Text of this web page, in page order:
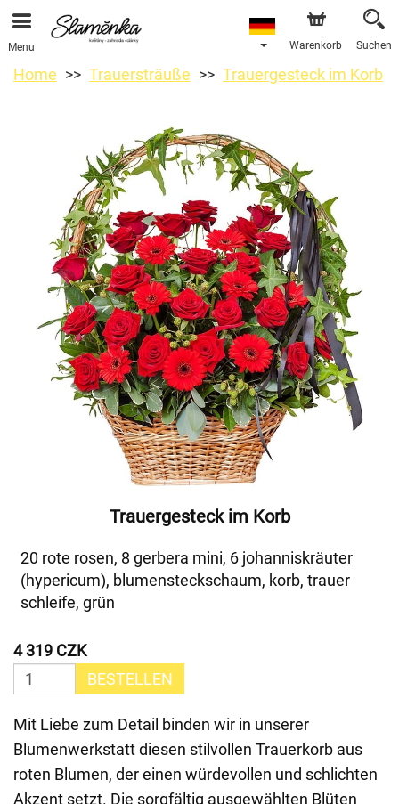
Menu Warenkorb Suchen
Home Trauersträuße Trauergesteck im Korb
Trauergesteck im Korb
20 rote rosen, 8 gerbera mini, 6 johanniskräuter
(hypericum), blumensteckschaum, korb, trauer
schleife, grün
4 319 CZK
BESTELLEN
Mit Liebe zum Detail binden wir in unserer
Blumenwerkstatt diesen stilvollen Trauerkorb aus
roten Blumen, der einen würdevollen und schlichten
Akzent setzt. Die sorgfältig ausgewählten Blüten